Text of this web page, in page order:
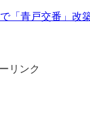
「青戸交番」改
リンク